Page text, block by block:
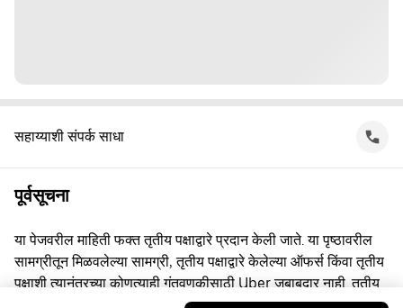
सहाय्याशी संपर्क साधा
पूर्वसूचना
या पेजवरील माहिती फक्त तृतीय पक्षाद्वारे प्रदान केली जाते. या पृष्ठावरील
सामग्रीतून मिळवलेल्या सामग्री, तृतीय पक्षाद्वारे केलेल्या ऑफर्स किंवा तृतीय
पक्षाशी त्यानंतरच्या कोणत्याही गुंतवणूकीसाठी Uber जबाबदार नाही. तृतीय